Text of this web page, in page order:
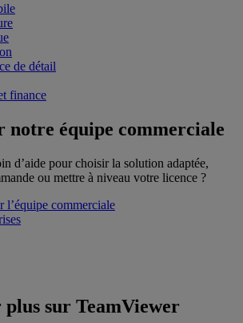
de détail
finance
notre équipe commerciale
d’aide pour choisir la solution adaptée,
ou mettre à niveau votre licence ?
l’équipe commerciale
plus sur TeamViewer